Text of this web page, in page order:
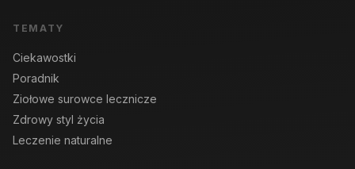
TEMATY
Ciekawostki
Poradnik
Ziołowe surowce lecznicze
Zdrowy styl życia
Leczenie naturalne